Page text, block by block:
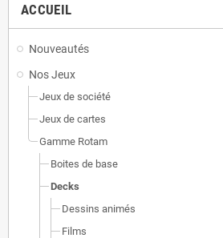
ACCUEIL
Nouveautés
Nos Jeux
Jeux de société
Jeux de cartes
Gamme Rotam
Boites de base
Decks
Dessins animés
Films